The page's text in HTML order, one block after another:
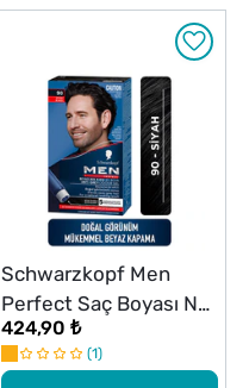
Schwarzkopf Men
Perfect Saç Boyası No:
90 Siyah
424,90 ₺
1